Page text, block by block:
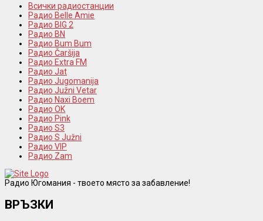
Всички радиостанции
Радио Belle Amie
Радио BIG 2
Радио BN
Радио Bum Bum
Радио Čaršija
Радио Extra FM
Радио Jat
Радио Jugomanija
Радио Južni Vetar
Радио Naxi Boem
Радио OK
Радио Pink
Радио S3
Радио S Južni
Радио VIP
Радио Zam
Радио Югомания - твоето място за забавление!
ВРЪЗКИ